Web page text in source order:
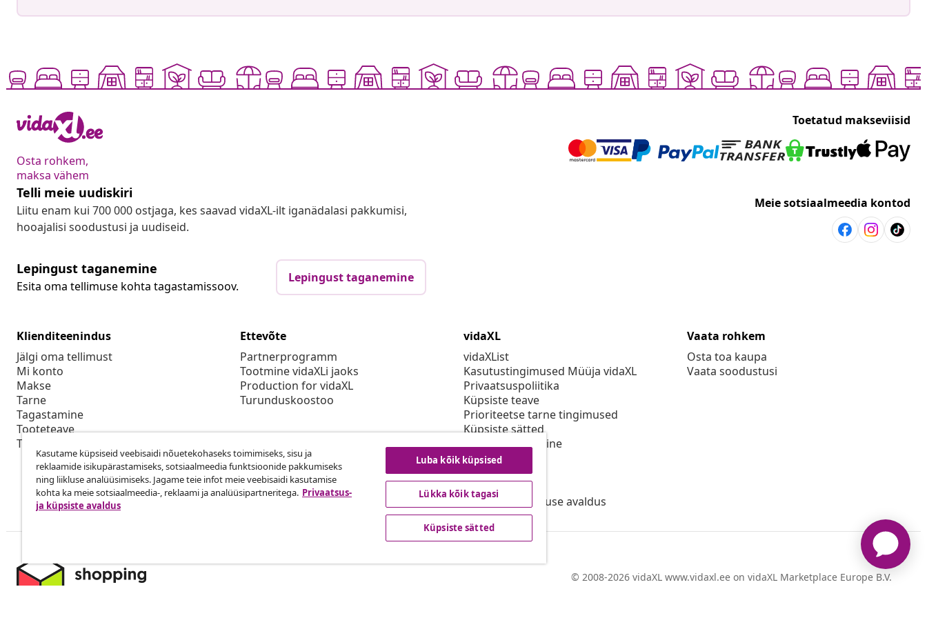
Osta rohkem,
maksa vähem
Toetatud makseviisid
Telli meie uudiskiri
Liitu enam kui 700 000 ostjaga, kes saavad vidaXL-ilt iganädalasi pakkumisi,
hooajalisi soodustusi ja uudiseid.
Meie sotsiaalmeedia kontod
Lepingust taganemine
Esita oma tellimuse kohta tagastamissoov.
Lepingust taganemine
Klienditeenindus
Jälgi oma tellimust
Mi konto
Makse
Tarne
Tagastamine
Tooteteave
Tellimus
Ettevõte
Partnerprogramm
Tootmine vidaXLi jaoks
Production for vidaXL
Turunduskoostoo
vidaXL
vidaXList
Kasutustingimused Müüja vidaXL
Privaatsuspoliitika
Küpsiste teave
Prioriteetse tarne tingimused
Küpsiste sätted
vidaXLis töötamine
Turvalisus
Eli vastutav isik
EPR poliitika
Juurdepääsetavuse avaldus
Vaata rohkem
Osta toa kaupa
Vaata soodustusi
© 2008-2026 vidaXL www.vidaxl.ee on vidaXL Marketplace Europe B.V.
Kasutame küpsiseid veebisaidi nõuetekohaseks toimimiseks, sisu ja
reklaamide isikupärastamiseks, sotsiaalmeedia funktsioonide pakkumiseks
ning liikluse analüüsimiseks. Jagame teie infot meie veebisaidi kasutamise
kohta ka meie sotsiaalmeedia-, reklaami ja analüüsipartneritega. Privaatsus-
ja küpsiste avaldus
Luba kõik küpsised
Lükka kõik tagasi
Küpsiste sätted